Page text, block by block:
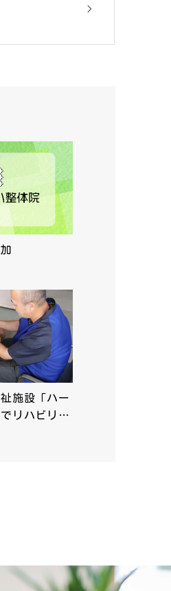
施設「ハー
リハビリ…